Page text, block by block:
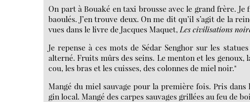
On part à Bouaké en taxi brousse avec le grand frère.
baoulés. J’en trouve deux. On me dit qu’il s’agit de la
vues dans le livre de Jacques Maquet,Les civilisations
Je repense à ces mots de Sédar Senghor sur les
alterné. Fruits mûrs des seins. Le menton et les
cou, les bras et les cuisses, des colonnes de miel noir."
Mangé du miel sauvage pour la première fois. Pris
gin local. Mangé des carpes sauvages grillées au feu de